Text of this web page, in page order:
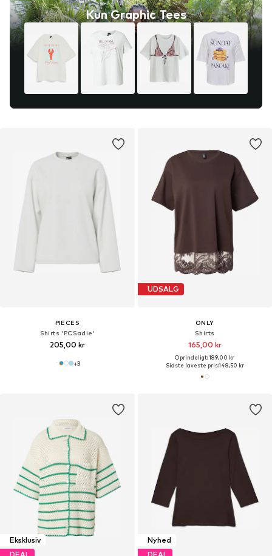
Kun Graphic Tees
PIECES
Shirts 'PCSadie'
205,00 kr
+3
UDSALG
ONLY
Shirts
165,00 kr
Oprindeligt: 189,00 kr
Sidste laveste pris:148,50 kr
Eksklusiv
Nyhed